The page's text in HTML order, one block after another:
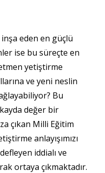
eden en güçlü
ise bu süreçte en
yetiştirme
ve yeni neslin
Bu
değer bir
çıkan Milli Eğitim
anlayışımızı
iddialı ve
ortaya çıkmaktadır.